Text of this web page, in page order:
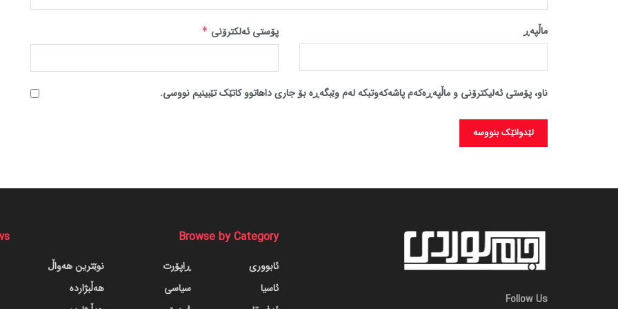
پۆستی ئەلکترۆنی * ماڵپه‌ڕ
ناو، پۆستی ئەلیکترۆنی و ماڵپەڕەکەم پاشەکەوتبکە لەم وێبگەڕە بۆ جاری داهاتوو کاتێک تێبینیم نووسی.
Follow Us
Browse by Category
ئابووری
ئاسیا
ڕاپۆرت
سیاسی
نوێترین هەواڵ
هەڵبژاردە